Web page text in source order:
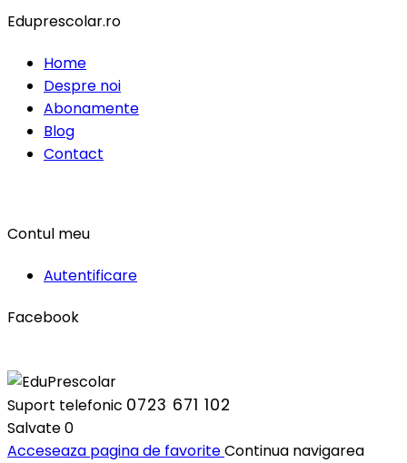
Eduprescolar.ro
Home
Despre noi
Abonamente
Blog
Contact
Contul meu
Autentificare
Facebook
Suport telefonic 0723 671 102
Salvate0
Acceseaza pagina de favoriteContinua navigarea